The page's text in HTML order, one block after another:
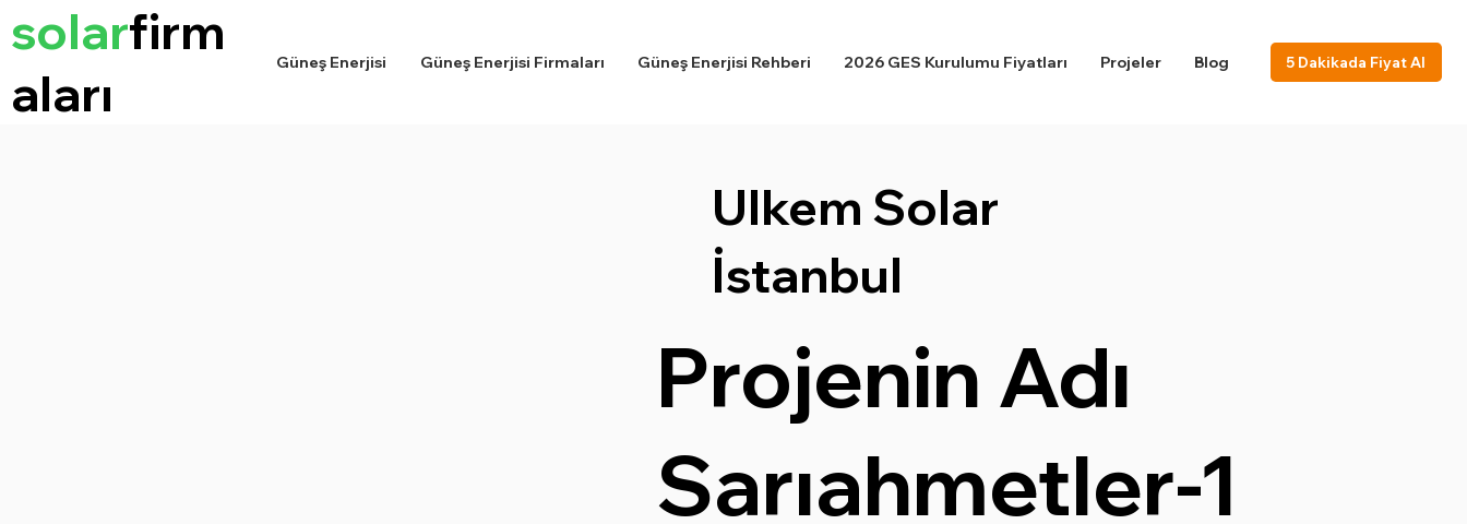
solarfirm
aları
Güneş Enerjisi Güneş Enerjisi Firmaları Güneş Enerjisi Rehberi 2026 GES Kurulumu Fiyatları Projeler Blog 5 Dakikada Fiyat Al
Ulkem Solar
İstanbul
Projenin Adı
Sarıahmetler-1